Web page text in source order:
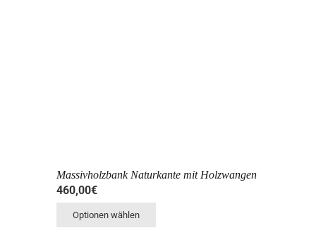
Massivholzbank Naturkante mit Holzwangen
460,00€
Optionen wählen